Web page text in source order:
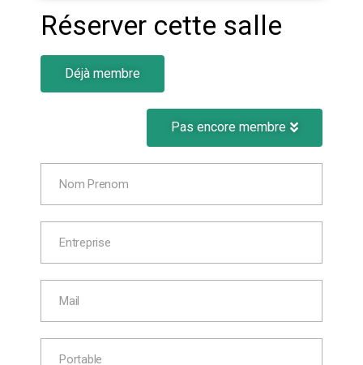
Réserver cette salle
Déjà membre
Pas encore membre